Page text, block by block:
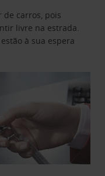
de carros, pois
livre na estrada.
à sua espera